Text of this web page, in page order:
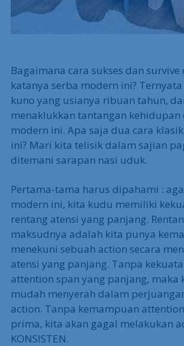
Bagaimana cara sukses dan survive
katanya serba modern ini?
kuno yang usianya ribuan tahun,
menaklukkan tantangan
modern ini. Apa saja dua cara
ini? Mari kita telisik dalam sajian
ditemani sarapan nasi uduk.
Pertama-tama harus dipahami :
modern ini, kita kudu memiliki
rentang atensi yang panjang.
maksudnya adalah kita punya
menekuni sebuah action secara
atensi yang panjang. Tanpa
attention span yang panjang, maka
mudah menyerah dalam
action. Tanpa kemampuan
prima, kita akan gagal melakukan
KONSISTEN.